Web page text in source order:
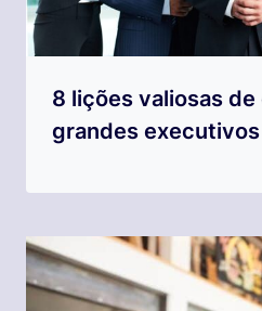
8 lições valiosas
grandes executivos